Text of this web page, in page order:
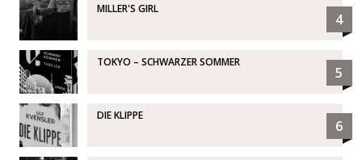
MILLER'S GIRL
4
TOKYO – SCHWARZER SOMMER
5
DIE KLIPPE
6